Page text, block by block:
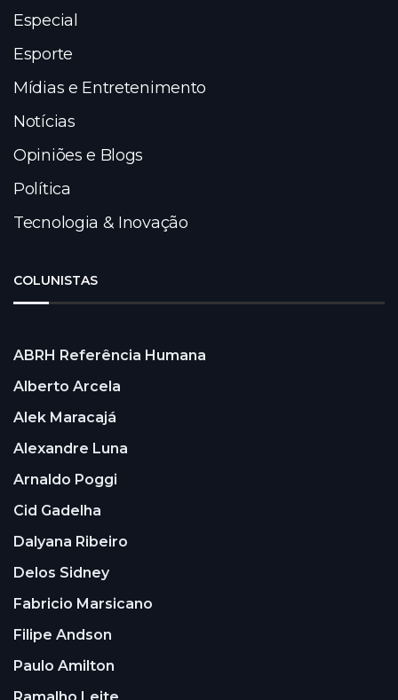
Especial
Esporte
Mídias e Entretenimento
Notícias
Opiniões e Blogs
Política
Tecnologia & Inovação
COLUNISTAS
ABRH Referência Humana
Alberto Arcela
Alek Maracajá
Alexandre Luna
Arnaldo Poggi
Cid Gadelha
Dalyana Ribeiro
Delos Sidney
Fabricio Marsicano
Filipe Andson
Paulo Amilton